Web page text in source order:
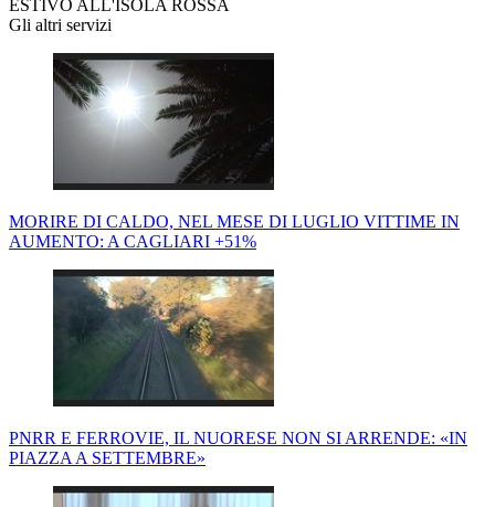
ESTIVO ALL'ISOLA ROSSA
Gli altri servizi
MORIRE DI CALDO, NEL MESE DI LUGLIO VITTIME IN
AUMENTO: A CAGLIARI +51%
PNRR E FERROVIE, IL NUORESE NON SI ARRENDE: «IN
PIAZZA A SETTEMBRE»